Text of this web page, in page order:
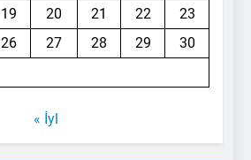
19 20 21 22
23
26 27 28 29
30
« İyl